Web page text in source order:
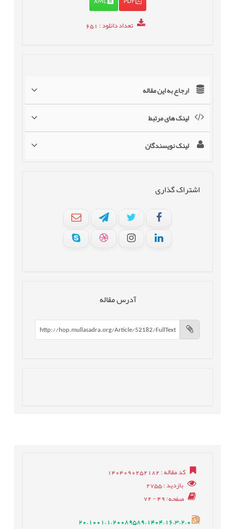
تعداد دانلود: 651
ارجاع به این مقاله
لینک های مرتبط
لینک نویسندگان
اشتراک گذاری
آدرس مقاله
کد مقاله: 1404090252182
بازدید: 2755
صفحه: 49 - 72
20.1001.1.20089589.1404.16.3.2.0